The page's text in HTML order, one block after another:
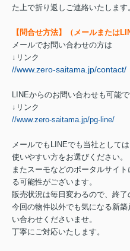
た上で折り返しご連絡いたします
【問合せ方法】（メールまたは
メールでお問い合わせの方は
↓リンク
//www.zero-saitama.jp/contact/
LINEからのお問い合わせも可能で
↓リンク
//www.zero-saitama.jp/pg-line/
メールでもLINEでも当社として
使いやすい方をお選びください。
またスーモなどのポータルサイ
る可能性がございます。
販売状況は毎日変わるので、終了
今回の物件以外でも気になる新
い合わせくださいませ。
丁寧にご対応いたします。